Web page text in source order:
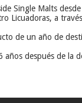
Single Malts
Licuadoras, a
de un año de
después de